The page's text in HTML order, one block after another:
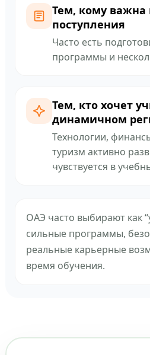
Тем, кому важна
поступления
Часто есть
программы и
Тем, кто хочет
динамичном
Технологии,
туризм активно
чувствуется в
ОАЭ часто выбирают как
сильные программы,
реальные карьерные
время обучения.